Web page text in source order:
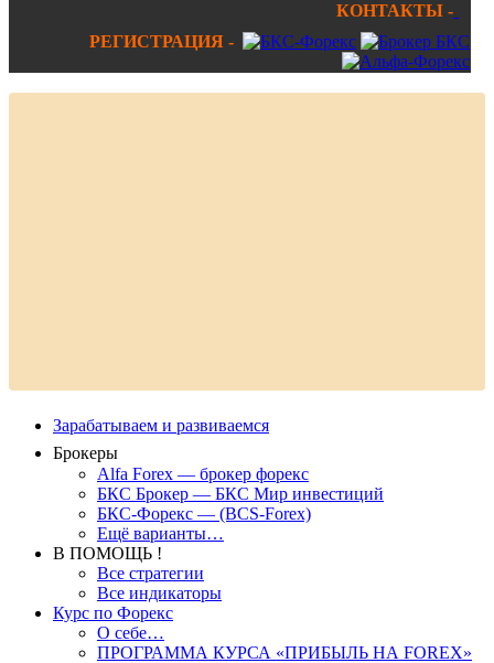
КОНТАКТЫ -
РЕГИСТРАЦИЯ -
Зарабатываем и развиваемся
Брокеры
Alfa Forex — брокер форекс
БКС Брокер — БКС Мир инвестиций
БКС-Форекс — (BCS-Forex)
Ещё варианты…
В ПОМОЩЬ !
Все стратегии
Все индикаторы
Курс по Форекс
О себе…
ПРОГРАММА КУРСА «ПРИБЫЛЬ НА FOREX»